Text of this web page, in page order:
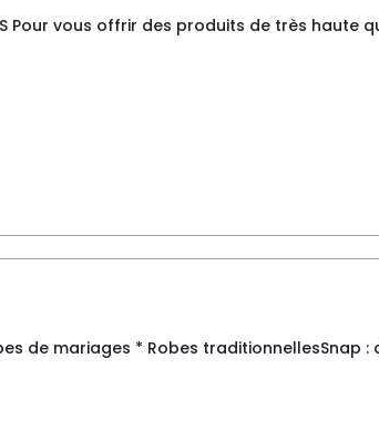
Pour vous offrir des produits de très
de mariages * Robes traditionnellesSnap